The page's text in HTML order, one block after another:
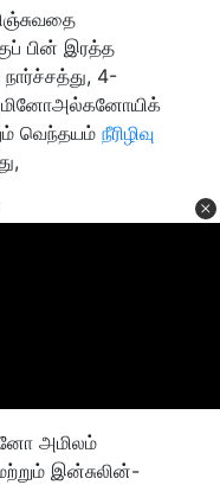
பின் இரத்த
4-
வெந்தயம் நீரிழிவு
அமிலம்
இன்சுலின்-